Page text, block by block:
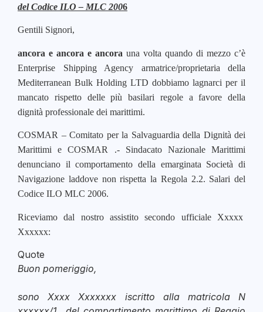
del Codice ILO – MLC 2006
Gentili Signori,
ancora e ancora e ancora una volta quando di mezzo c’è
Enterprise Shipping Agency armatrice/proprietaria della
Mediterranean Bulk Holding LTD dobbiamo lagnarci per il
mancato rispetto delle più basilari regole a favore della
dignità professionale dei marittimi.
COSMAR – Comitato per la Salvaguardia della Dignità dei
Marittimi e COSMAR .- Sindacato Nazionale Marittimi
denunciano il comportamento della emarginata Società di
Navigazione laddove non rispetta la Regola 2.2. Salari del
Codice ILO MLC 2006.
Riceviamo dal nostro assistito secondo ufficiale Xxxxx
Xxxxxx:
Quote
Buon pomeriggio,
sono Xxxx Xxxxxxx iscritto alla matricola N